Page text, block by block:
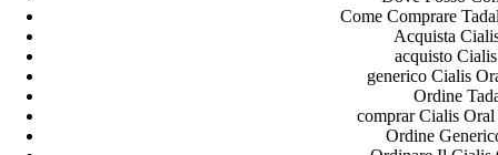
Come Comprare
Acquista
acquisto
generico Cialis
Ordine
comprar Cialis
Ordine